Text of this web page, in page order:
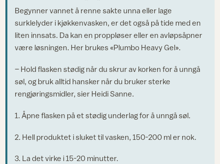
Begynner vannet å renne sakte unna eller lage
surklelyder i kjøkkenvasken, er det også på tide med en
liten innsats. Da kan en proppløser eller en avløpsåpner
være løsningen. Her brukes «Plumbo Heavy Gel».
– Hold flasken stødig når du skrur av korken for å unngå
søl, og bruk alltid hansker når du bruker sterke
rengjøringsmidler, sier Heidi Sanne.
1. Åpne flasken på et stødig underlag for å unngå søl.
2. Hell produktet i sluket til vasken, 150-200 ml er nok.
3. La det virke i 15-20 minutter.